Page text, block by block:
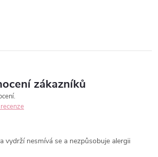
zákazníků
vydrží nesmívá se a nezpůsobuje alergii